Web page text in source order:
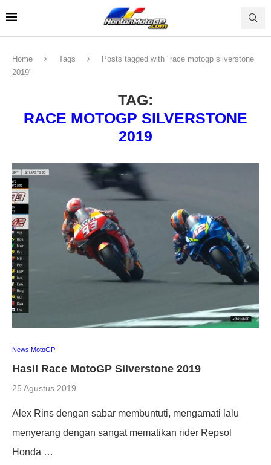
Home Tags
Posts tagged with "race motogp silverstone
2019"
TAG:
RACE MOTOGP SILVERSTONE
2019
News MotoGP
Hasil Race MotoGP Silverstone 2019
25 Agustus 2019
Alex Rins dengan sabar membuntuti, mengamati lalu
menyerang dengan sangat mematikan rider Repsol
Honda …